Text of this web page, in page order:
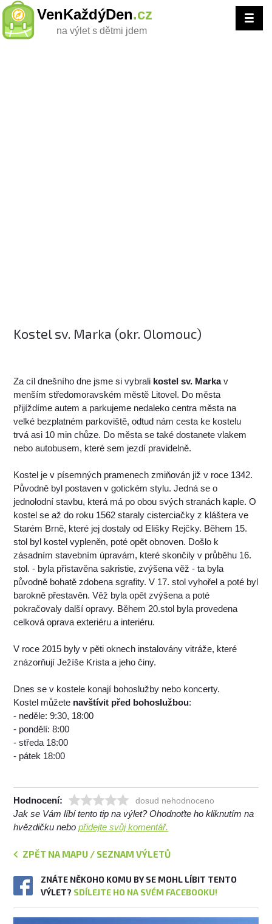
VenKaždýDen.cz
na výlet s dětmi jdem
Kostel sv. Marka (okr. Olomouc)
Za cíl dnešního dne jsme si vybrali kostel sv. Markav
menším středomoravském městě Litovel. Do města
přijíždíme autem a parkujeme nedaleko centra města na
velké bezplatném parkoviště, odtud nám cesta ke kostelu
trvá asi 10 min chůze. Do města se také dostanete vlakem
nebo autobusem, které sem jezdí pravidelně.
Kostel je v písemných pramenech zmiňován již v roce 1342.
Původně byl postaven v gotickém stylu. Jedná se o
jednolodní stavbu, která má po obou svých stranách kaple. O
kostel se až do roku 1562 staraly cisterciačky z kláštera ve
Starém Brně, které jej dostaly od Elišky Rejčky. Během 15.
stol byl kostel vypleněn, poté opět obnoven. Došlo k
zásadním stavebním úpravám, které skončily v průběhu 16.
stol. - byla přistavěna sakristie, zvýšena věž - ta byla
původně bohatě zdobena sgrafity. V 17. stol vyhořel a poté byl
barokně přestavěn. Věž byla opět zvýšena a poté
pokračovaly další opravy. Během 20.stol byla provedena
celková oprava exteriéru a interiéru.
V roce 2015 byly v pěti oknech instalovány vitráže, které
znázorňují Ježíše Krista a jeho činy.
Dnes se v kostele konají bohoslužby nebo koncerty.
Kostel můžete navštívit před bohoslužbou:
- neděle: 9:30, 18:00
- pondělí: 8:00
- středa 18:00
- pátek 18:00
Hodnocení: dosud nehodnoceno
Jak se Vám líbí tento tip na výlet? Ohodnoťte ho kliknutím na
hvězdičku nebopřidejte svůj komentář.
ZPĚT NA MAPU / SEZNAM VÝLETŮ
ZNÁTE NĚKOHO KOMU BY SE MOHL LÍBIT TENTO
VÝLET? SDÍLEJTE HO NA SVÉM FACEBOOKU!